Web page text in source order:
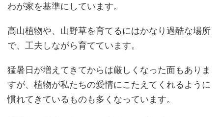
わが家を基準にしています。
高山植物や、山野草を育てるにはかなり過酷な場所
で、工夫しながら育てています。
猛暑日が増えてきてからは厳しくなった面もありま
すが、植物が私たちの愛情にこたえてくれるように
慣れてきているものも多くなっています。